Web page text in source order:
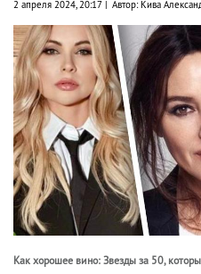
2 апреля 2024, 20:17 Автор: Кива
Как хорошее вино: Звезды за 50,